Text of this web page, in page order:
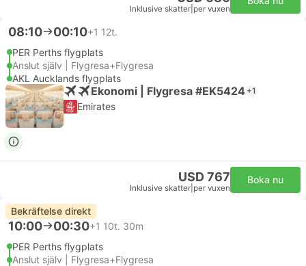
Inklusive skatter per vuxen
08:10 00:10+1 12t.
PER Perths flygplats
Anslut själv | Flygresa+Flygresa
AKL Aucklands flygplats
Ekonomi | Flygresa #EK5424 +1
Emirates
USD 767
Inklusive skatter per vuxen
Boka nu
Bekräftelse direkt
10:00 00:30+1 10t. 30m
PER Perths flygplats
Anslut själv | Flygresa+Flygresa